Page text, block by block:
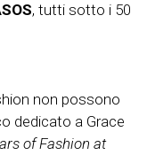
, tutti sotto i 50
non possono
dedicato a Grace
of Fashion at